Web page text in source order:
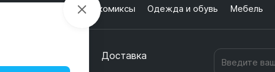
Настольные игры и комиксы Одежда и обувь Мебель
Доставка